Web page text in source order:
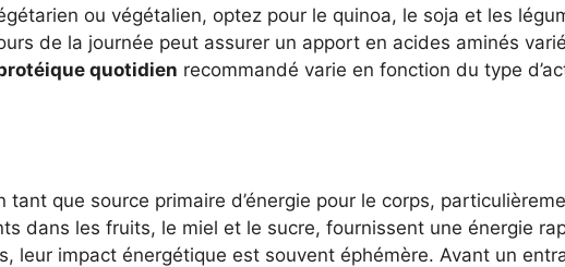
ou végétalien, optez pour le quinoa, le soja et les
de la journée peut assurer un apport en acides aminés
quotidien recommandé varie en fonction du type
que source primaire d’énergie pour le corps,
dans les fruits, le miel et le sucre, fournissent une énergie
leur impact énergétique est souvent éphémère. Avant un